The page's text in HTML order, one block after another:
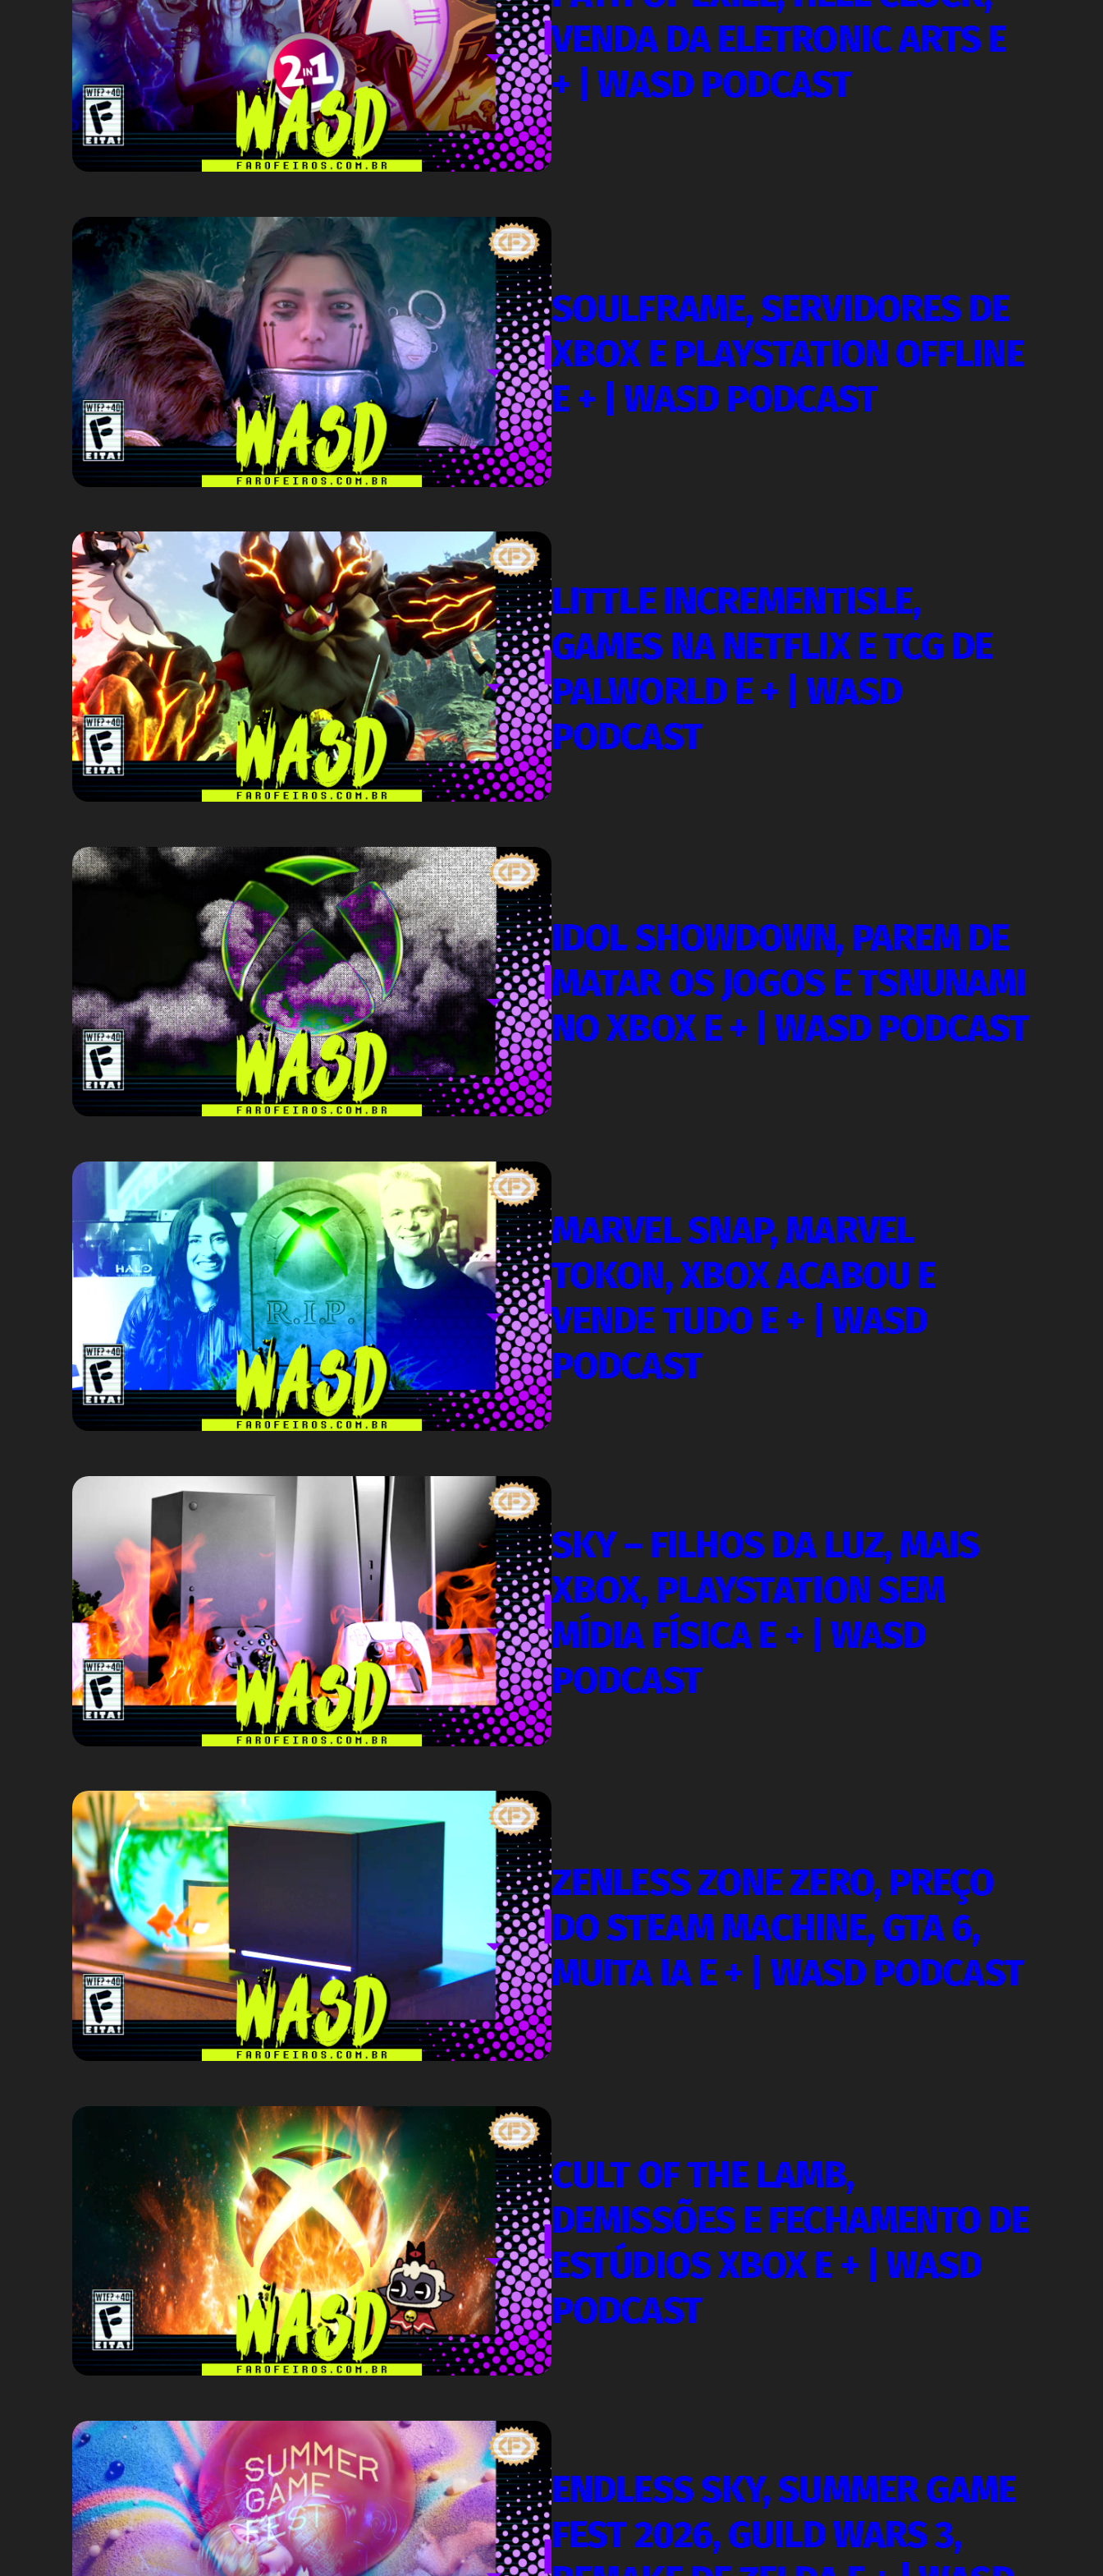
VENDA DA ELETRONIC ARTS E
+ | WASD PODCAST
SOULFRAME, SERVIDORES DE
XBOX E PLAYSTATION OFFLINE
E + | WASD PODCAST
LITTLE INCREMENTISLE,
GAMES NA NETFLIX E TCG DE
PALWORLD E + | WASD
PODCAST
IDOL SHOWDOWN, PAREM DE
MATAR OS JOGOS E TSNUNAMI
NO XBOX E + | WASD PODCAST
MARVEL SNAP, MARVEL
TOKON, XBOX ACABOU E
VENDE TUDO E + | WASD
PODCAST
SKY – FILHOS DA LUZ, MAIS
XBOX, PLAYSTATION SEM
MÍDIA FÍSICA E + | WASD
PODCAST
ZENLESS ZONE ZERO, PREÇO
DO STEAM MACHINE, GTA 6,
MUITA IA E + | WASD PODCAST
CULT OF THE LAMB,
DEMISSÕES E FECHAMENTO DE
ESTÚDIOS XBOX E + | WASD
PODCAST
ENDLESS SKY, SUMMER GAME
FEST 2026, GUILD WARS 3,